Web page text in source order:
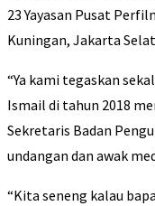
23 Yayasan Pusat
Kuningan, Jakarta
“Ya kami tegaskan
Ismail di tahun 2018
Sekretaris Badan
undangan dan awak
“Kita seneng kalau